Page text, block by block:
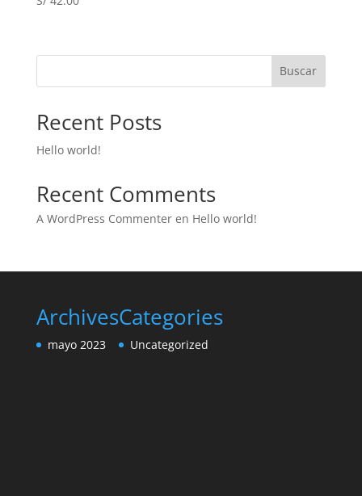
Buscar
Recent Posts
Hello world!
Recent Comments
A WordPress Commenteren Hello world!
Archives
mayo 2023
Categories
Uncategorized